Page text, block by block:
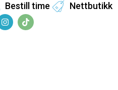
Bestill time Nettbutikk